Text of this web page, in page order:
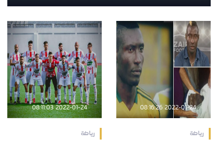
2022-01-24 08:16:26
رياضة
2022-01-24 08:11:03
رياضة